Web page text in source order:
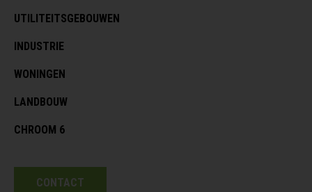
UTILITEITSGEBOUWEN
INDUSTRIE
WONINGEN
LANDBOUW
CHROOM 6
CONTACT